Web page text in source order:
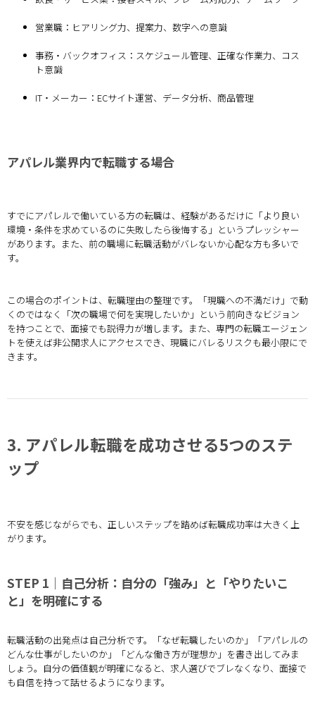
営業職：ヒアリング力、提案力、数字への意識
事務・バックオフィス：スケジュール管理、正確な作業力、コス
ト意識
IT・メーカー：ECサイト運営、データ分析、商品管理
アパレル業界内で転職する場合
すでにアパレルで働いている方の転職は、経験があるだけに「より良い
環境・条件を求めているのに失敗したら後悔する」というプレッシャー
があります。また、前の職場に転職活動がバレないか心配な方も多いで
す。
この場合のポイントは、転職理由の整理です。「現職への不満だけ」で動
くのではなく「次の職場で何を実現したいか」という前向きなビジョン
を持つことで、面接でも説得力が増します。また、専門の転職エージェン
トを使えば非公開求人にアクセスでき、現職にバレるリスクも最小限にで
きます。
3. アパレル転職を成功させる5つのステ
ップ
不安を感じながらでも、正しいステップを踏めば転職成功率は大きく上
がります。
STEP 1｜自己分析：自分の「強み」と「やりたいこ
と」を明確にする
転職活動の出発点は自己分析です。「なぜ転職したいのか」「アパレルの
どんな仕事がしたいのか」「どんな働き方が理想か」を書き出してみま
しょう。自分の価値観が明確になると、求人選びでブレなくなり、面接で
も自信を持って話せるようになります。